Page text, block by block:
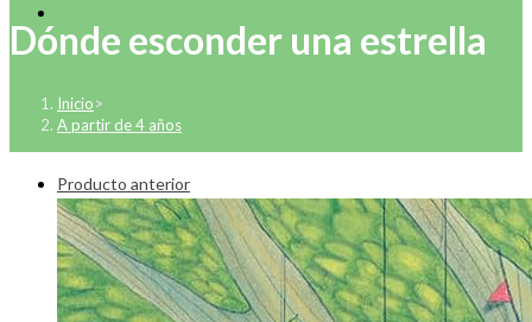
Dónde esconder una estrella
Inicio>
A partir de 4 años
Producto anterior